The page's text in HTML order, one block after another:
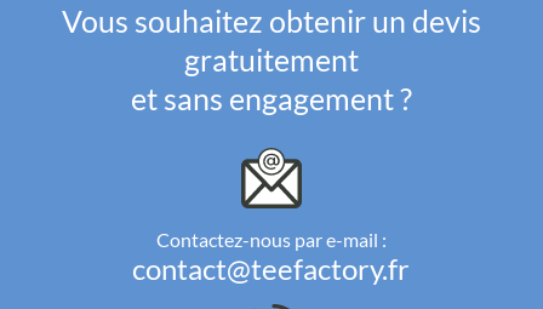
Vous souhaitez obtenir un devis
gratuitement
et sans engagement ?
Contactez-nous par e-mail :
contact@teefactory.fr